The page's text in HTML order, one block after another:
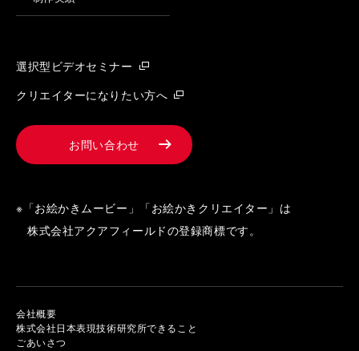
選択型ビデオセミナー
クリエイターになりたい方へ
お問い合わせ
※「お絵かきムービー」「お絵かきクリエイター」は
株式会社アクアフィールドの登録商標です。
会社概要
株式会社日本表現技術研究所できること
ごあいさつ